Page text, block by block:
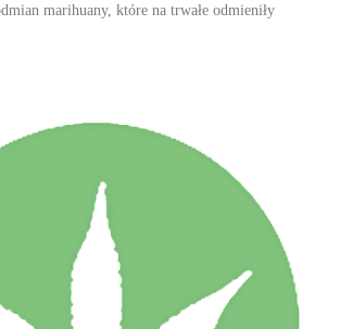
marihuany, które na trwałe odmieniły